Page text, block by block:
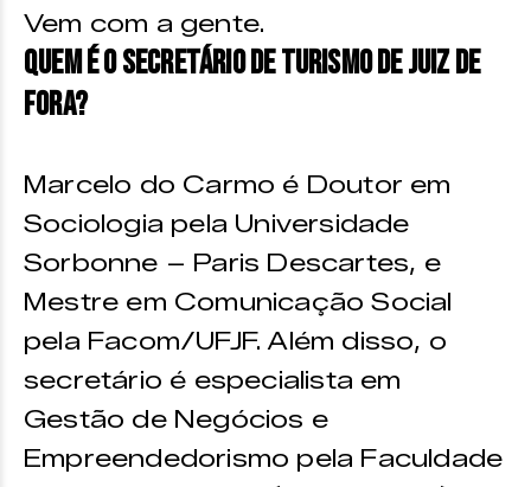
Vem com a gente.
Quem é o Secretário de Turismo de Juiz de
Fora?
Marcelo do Carmo é Doutor em
Sociologia pela Universidade
Sorbonne – Paris Descartes, e
Mestre em Comunicação Social
pela Facom/UFJF. Além disso, o
secretário é especialista em
Gestão de Negócios e
Empreendedorismo pela Faculdade